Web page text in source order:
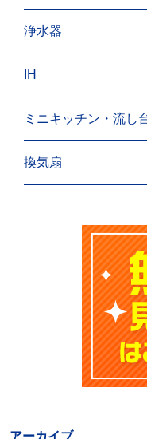
浄水器
IH
ミニキッチン・流し
換気扇